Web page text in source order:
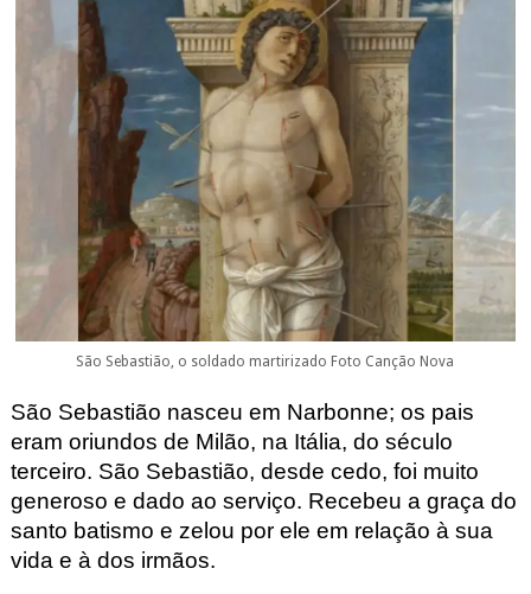
São Sebastião, o soldado martirizado Foto Canção Nova
São Sebastião nasceu em Narbonne; os pais
eram oriundos de Milão, na Itália, do século
terceiro. São Sebastião, desde cedo, foi muito
generoso e dado ao serviço. Recebeu a graça do
santo batismo e zelou por ele em relação à sua
vida e à dos irmãos.